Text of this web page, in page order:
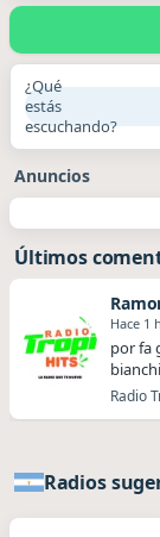
¿Qué
estás
escuchando?
Anuncios
Últimos
Hace 1
por fa
Radio
Radios